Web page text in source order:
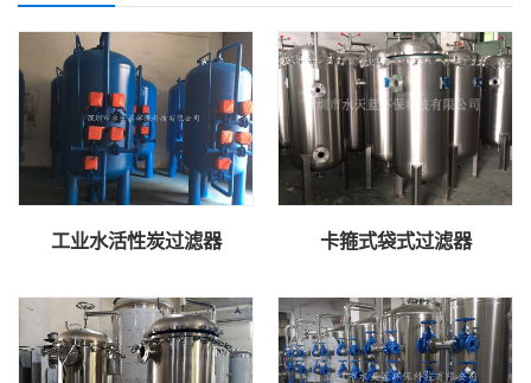
工业水活性炭过滤器 卡箍式袋式过滤器